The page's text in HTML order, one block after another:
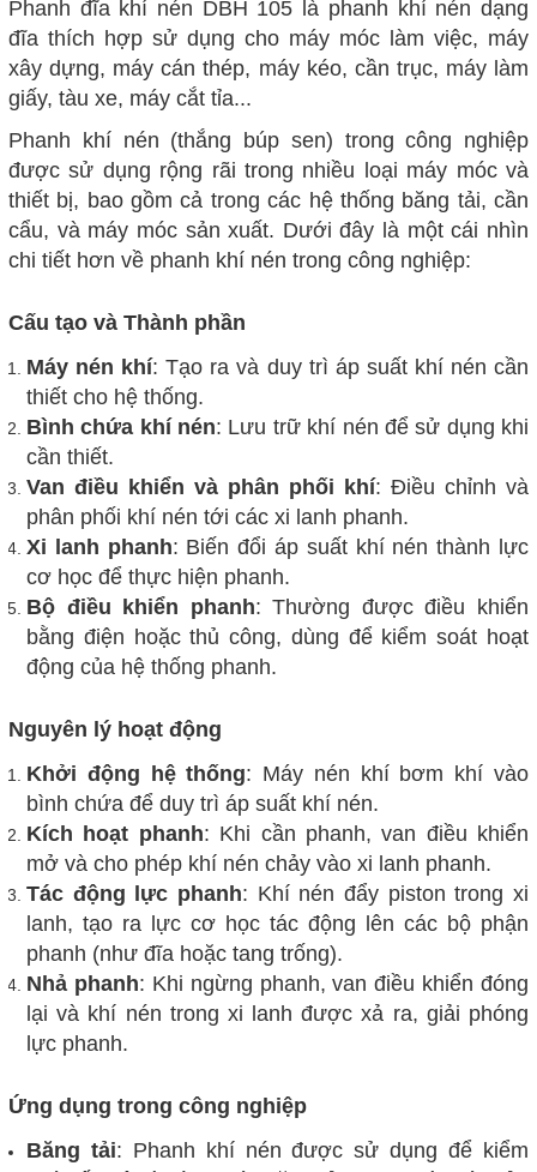
Phanh đĩa khí nén DBH 105 là phanh khí nén dạng
đĩa thích hợp sử dụng cho máy móc làm việc, máy
xây dựng, máy cán thép, máy kéo, cần trục, máy làm
giấy, tàu xe, máy cắt tỉa...
Phanh khí nén (thắng búp sen) trong công nghiệp
được sử dụng rộng rãi trong nhiều loại máy móc và
thiết bị, bao gồm cả trong các hệ thống băng tải, cần
cẩu, và máy móc sản xuất. Dưới đây là một cái nhìn
chi tiết hơn về phanh khí nén trong công nghiệp:
Cấu tạo và Thành phần
Máy nén khí: Tạo ra và duy trì áp suất khí nén cần
thiết cho hệ thống.
Bình chứa khí nén: Lưu trữ khí nén để sử dụng khi
cần thiết.
Van điều khiển và phân phối khí: Điều chỉnh và
phân phối khí nén tới các xi lanh phanh.
Xi lanh phanh: Biến đổi áp suất khí nén thành lực
cơ học để thực hiện phanh.
Bộ điều khiển phanh: Thường được điều khiển
bằng điện hoặc thủ công, dùng để kiểm soát hoạt
động của hệ thống phanh.
Nguyên lý hoạt động
Khởi động hệ thống: Máy nén khí bơm khí vào
bình chứa để duy trì áp suất khí nén.
Kích hoạt phanh: Khi cần phanh, van điều khiển
mở và cho phép khí nén chảy vào xi lanh phanh.
Tác động lực phanh: Khí nén đẩy piston trong xi
lanh, tạo ra lực cơ học tác động lên các bộ phận
phanh (như đĩa hoặc tang trống).
Nhả phanh: Khi ngừng phanh, van điều khiển đóng
lại và khí nén trong xi lanh được xả ra, giải phóng
lực phanh.
Ứng dụng trong công nghiệp
Băng tải: Phanh khí nén được sử dụng để kiểm